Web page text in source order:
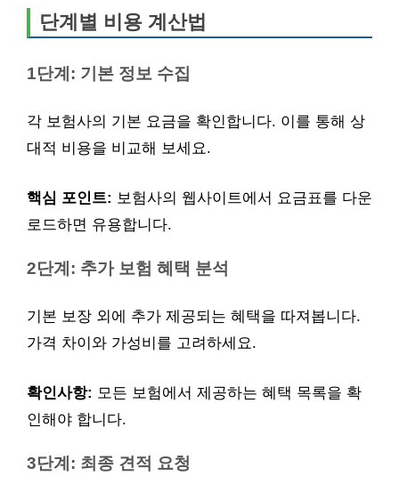
단계별 비용 계산법
1단계: 기본 정보 수집
각 보험사의 기본 요금을 확인합니다. 이를 통해 상
대적 비용을 비교해 보세요.
핵심 포인트: 보험사의 웹사이트에서 요금표를 다운
로드하면 유용합니다.
2단계: 추가 보험 혜택 분석
기본 보장 외에 추가 제공되는 혜택을 따져봅니다.
가격 차이와 가성비를 고려하세요.
확인사항: 모든 보험에서 제공하는 혜택 목록을 확
인해야 합니다.
3단계: 최종 견적 요청